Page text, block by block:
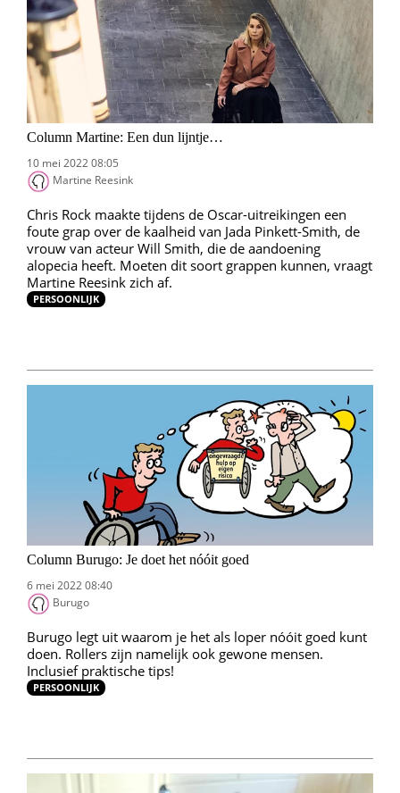
Column Martine: Een dun lijntje…
10 mei 2022 08:05
Martine Reesink
Chris Rock maakte tijdens de Oscar-uitreikingen een
foute grap over de kaalheid van Jada Pinkett-Smith, de
vrouw van acteur Will Smith, die de aandoening
alopecia heeft. Moeten dit soort grappen kunnen, vraagt
Martine Reesink zich af.
PERSOONLIJK
Column Burugo: Je doet het nóóit goed
6 mei 2022 08:40
Burugo
Burugo legt uit waarom je het als loper nóóit goed kunt
doen. Rollers zijn namelijk ook gewone mensen.
Inclusief praktische tips!
PERSOONLIJK